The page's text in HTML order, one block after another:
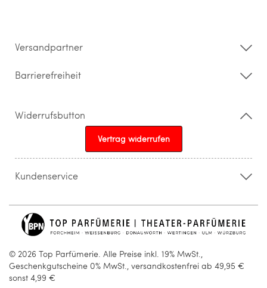
Versandpartner
Barrierefreiheit
Widerrufsbutton
Vertrag widerrufen
Kundenservice
info@topparfuemerie.de
© 2026 Top Parfümerie. Alle Preise inkl. 19% MwSt.,
Geschenkgutscheine 0% MwSt., versandkostenfrei ab 49,95 €
sonst 4,99 €